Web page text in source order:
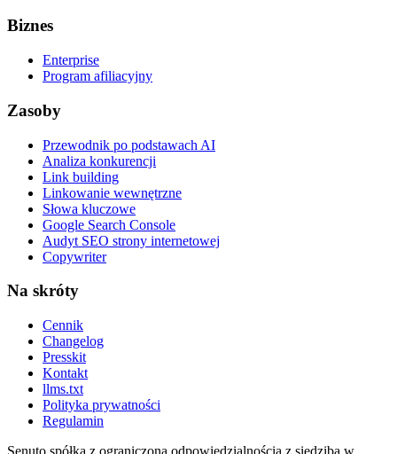
Biznes
Enterprise
Program afiliacyjny
Zasoby
Przewodnik po podstawach AI
Analiza konkurencji
Link building
Linkowanie wewnętrzne
Słowa kluczowe
Google Search Console
Audyt SEO strony internetowej
Copywriter
Na skróty
Cennik
Changelog
Presskit
Kontakt
llms.txt
Polityka prywatności
Regulamin
Senuto spółka z ograniczoną odpowiedzialnością z siedzibą w